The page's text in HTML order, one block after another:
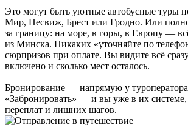
Это могут быть уютные автобусные туры
Мир, Несвиж, Брест или Гродно. Или
за границу: на море, в горы, в Европу —
из Минска. Никаких «уточняйте по
сюрпризов при оплате. Вы видите всё
включено и сколько мест осталось.
Бронирование — напрямую у
«Забронировать» — и вы уже в их системе,
переплат и лишних шагов.